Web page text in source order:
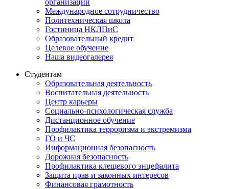
Международное сотрудничество
Политехническая школа
Гостиница НКЛПиС
Образовательный кредит
Целевое обучение
Наша видеогалерея
Студентам
Образовательная деятельность
Воспитательная деятельность
Центр карьеры
Социально-психологическая служба
Дистанционное обучение
Профилактика терроризма и экстремизма
ГО и ЧС
Информационная безопасность
Дорожная безопасность
Профилактика клещевого энцефалита
Защита прав и законных интересов
Финансовая грамотность